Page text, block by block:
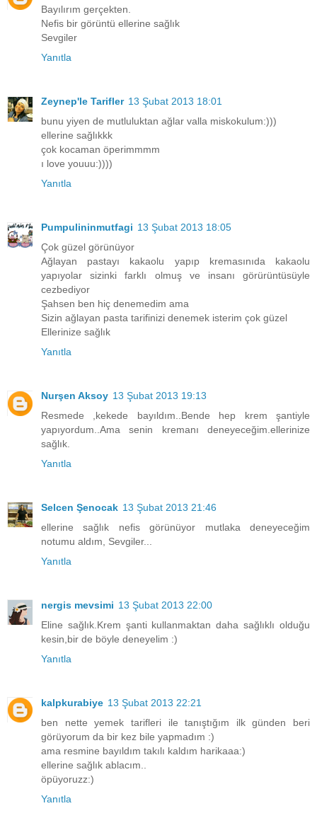
Bayılırım gerçekten.
Nefis bir görüntü ellerine sağlık
Sevgiler
Yanıtla
Zeynep'le Tarifler 13 Şubat 2013 18:01
bunu yiyen de mutluluktan ağlar valla miskokulum:)))
ellerine sağlıkkk
çok kocaman öperimmmm
ı love youuu:))))
Yanıtla
Pumpulininmutfagi 13 Şubat 2013 18:05
Çok güzel görünüyor
Ağlayan pastayı kakaolu yapıp kremasınıda kakaolu
yapıyolar sizinki farklı olmuş ve insanı görürüntüsüyle
cezbediyor
Şahsen ben hiç denemedim ama
Sizin ağlayan pasta tarifinizi denemek isterim çok güzel
Ellerinize sağlık
Yanıtla
Nurşen Aksoy 13 Şubat 2013 19:13
Resmede ,kekede bayıldım..Bende hep krem şantiyle
yapıyordum..Ama senin kremanı deneyeceğim.ellerinize
sağlık.
Yanıtla
Selcen Şenocak 13 Şubat 2013 21:46
ellerine sağlık nefis görünüyor mutlaka deneyeceğim
notumu aldım, Sevgiler...
Yanıtla
nergis mevsimi 13 Şubat 2013 22:00
Eline sağlık.Krem şanti kullanmaktan daha sağlıklı olduğu
kesin,bir de böyle deneyelim :)
Yanıtla
kalpkurabiye 13 Şubat 2013 22:21
ben nette yemek tarifleri ile tanıştığım ilk günden beri
görüyorum da bir kez bile yapmadım :)
ama resmine bayıldım takılı kaldım harikaaa:)
ellerine sağlık ablacım..
öpüyoruzz:)
Yanıtla